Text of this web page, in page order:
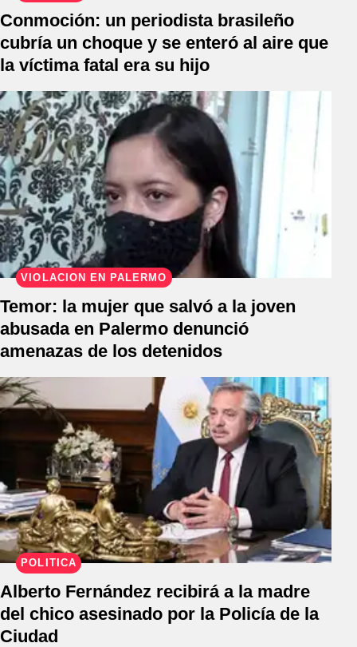
Conmoción: un periodista brasileño
cubría un choque y se enteró al aire que
la víctima fatal era su hijo
VIOLACIÓN EN PALERMO
Temor: la mujer que salvó a la joven
abusada en Palermo denunció
amenazas de los detenidos
POLÍTICA
Alberto Fernández recibirá a la madre
del chico asesinado por la Policía de la
Ciudad